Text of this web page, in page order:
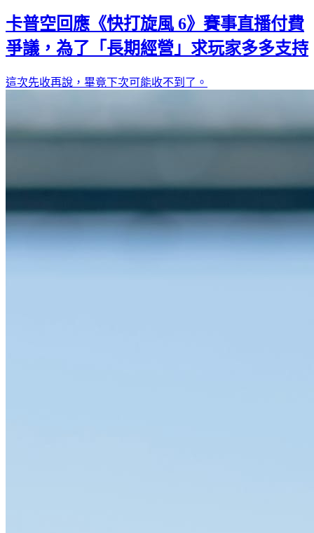
卡普空回應《快打旋風 6》賽事直播付費
爭議，為了「長期經營」求玩家多多支持
這次先收再說，畢竟下次可能收不到了。